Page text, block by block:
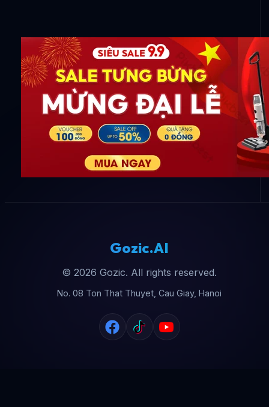
Gozic.AI
© 2026 Gozic. All rights reserved.
No. 08 Ton That Thuyet, Cau Giay, Hanoi